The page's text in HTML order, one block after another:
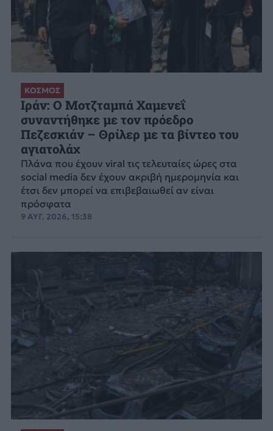
ΚΟΣΜΟΣ
Ιράν: Ο Μοτζταμπά Χαμενεΐ
συναντήθηκε με τον πρόεδρο
Πεζεσκιάν – Θρίλερ με τα βίντεο του
αγιατολάχ
Πλάνα που έχουν viral τις τελευταίες ώρες στα
social media δεν έχουν ακριβή ημερομηνία και
έτσι δεν μπορεί να επιβεβαιωθεί αν είναι
πρόσφατα
9 ΑΥΓ. 2026, 15:38